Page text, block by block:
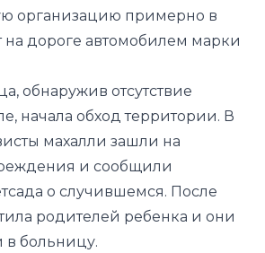
организацию примерно в
на дороге автомобилем марки
обнаружив отсутствие
начала обход территории. В
махалли зашли на
и сообщили
о случившемся. После
родителей ребенка и они
в больницу.